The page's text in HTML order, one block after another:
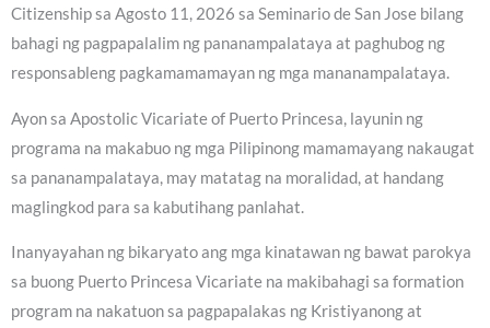
Citizenship sa Agosto 11, 2026 sa Seminario de San Jose bilang
bahagi ng pagpapalalim ng pananampalataya at paghubog ng
responsableng pagkamamamayan ng mga mananampalataya.
Ayon sa Apostolic Vicariate of Puerto Princesa, layunin ng
programa na makabuo ng mga Pilipinong mamamayang nakaugat
sa pananampalataya, may matatag na moralidad, at handang
maglingkod para sa kabutihang panlahat.
Inanyayahan ng bikaryato ang mga kinatawan ng bawat parokya
sa buong Puerto Princesa Vicariate na makibahagi sa formation
program na nakatuon sa pagpapalakas ng Kristiyanong at